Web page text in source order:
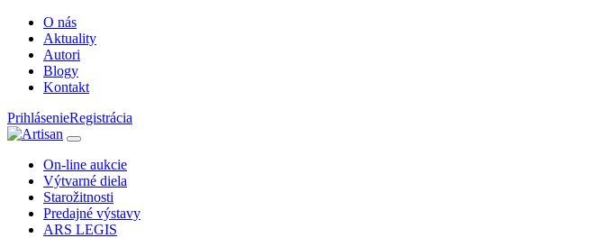
O nás
Aktuality
Autori
Blogy
Kontakt
PrihlásenieRegistrácia
On-line aukcie
Výtvarné diela
Starožitnosti
Predajné výstavy
ARS LEGIS